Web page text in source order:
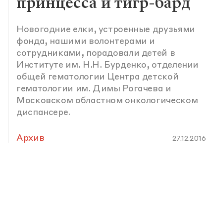
Новогодние елки, устроенные друзьями
фонда, нашими волонтерами и
сотрудниками, порадовали детей в
Институте им. Н.Н. Бурденко, отделении
общей гематологии Центра детской
гематологии им. Димы Рогачева и
Московском областном онкологическом
диспансере.
Архив 27.12.2016